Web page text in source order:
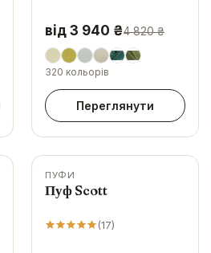
від 3 940 ₴4 820 ₴
320 кольорів
Переглянути
-6%
ПУФИ
Пуф Scott
(17)